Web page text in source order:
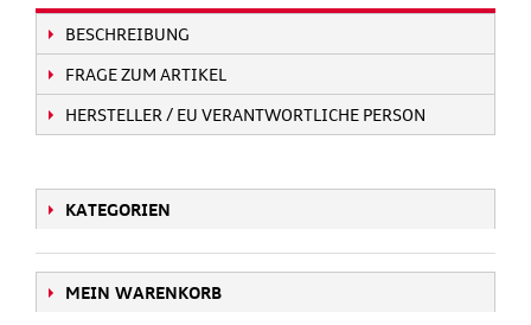
BESCHREIBUNG
FRAGE ZUM ARTIKEL
HERSTELLER / EU VERANTWORTLICHE PERSON
KATEGORIEN
MEIN WARENKORB